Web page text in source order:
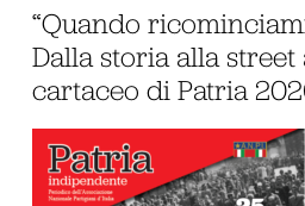
“Quando
Dalla storia alla street
cartaceo di Patria